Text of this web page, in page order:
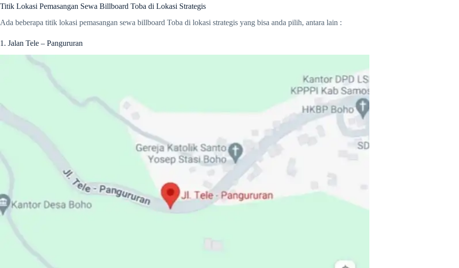
Titik Lokasi Pemasangan Sewa Billboard Toba di Lokasi Strategis
Ada beberapa titik lokasi pemasangan sewa billboard Toba di lokasi strategis yang bisa anda pilih, antara lain :
1. Jalan Tele – Pangururan